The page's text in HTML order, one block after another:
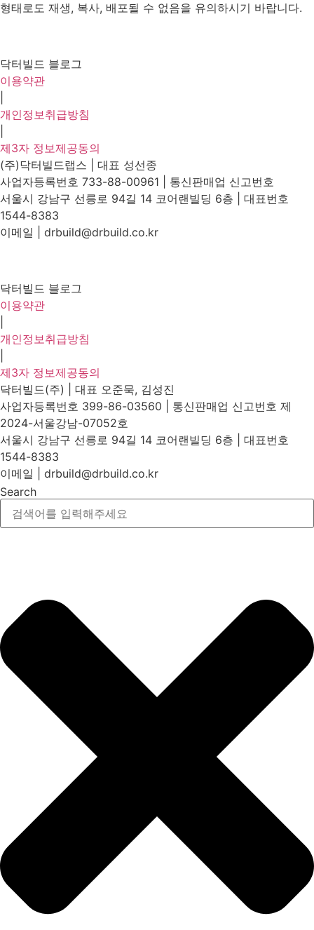
형태로도 재생, 복사, 배포될 수 없음을 유의하시기 바랍니다.
닥터빌드 블로그
이용약관
개인정보취급방침
제3자 정보제공동의
(주)닥터빌드랩스 | 대표 성선종
사업자등록번호 733-88-00961 | 통신판매업 신고번호
서울시 강남구 선릉로 94길 14 코어랜빌딩 6층 | 대표번호
1544-8383
이메일 | drbuild@drbuild.co.kr
닥터빌드 블로그
이용약관
개인정보취급방침
제3자 정보제공동의
닥터빌드(주) | 대표 오준묵, 김성진
사업자등록번호 399-86-03560 | 통신판매업 신고번호 제
2024-서울강남-07052호
서울시 강남구 선릉로 94길 14 코어랜빌딩 6층 | 대표번호
1544-8383
이메일 | drbuild@drbuild.co.kr
Search